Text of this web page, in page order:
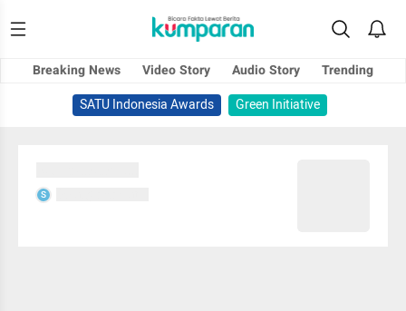
Breaking News Video Story Audio Story
Trending
SATU Indonesia Awards
Green Initiative
S